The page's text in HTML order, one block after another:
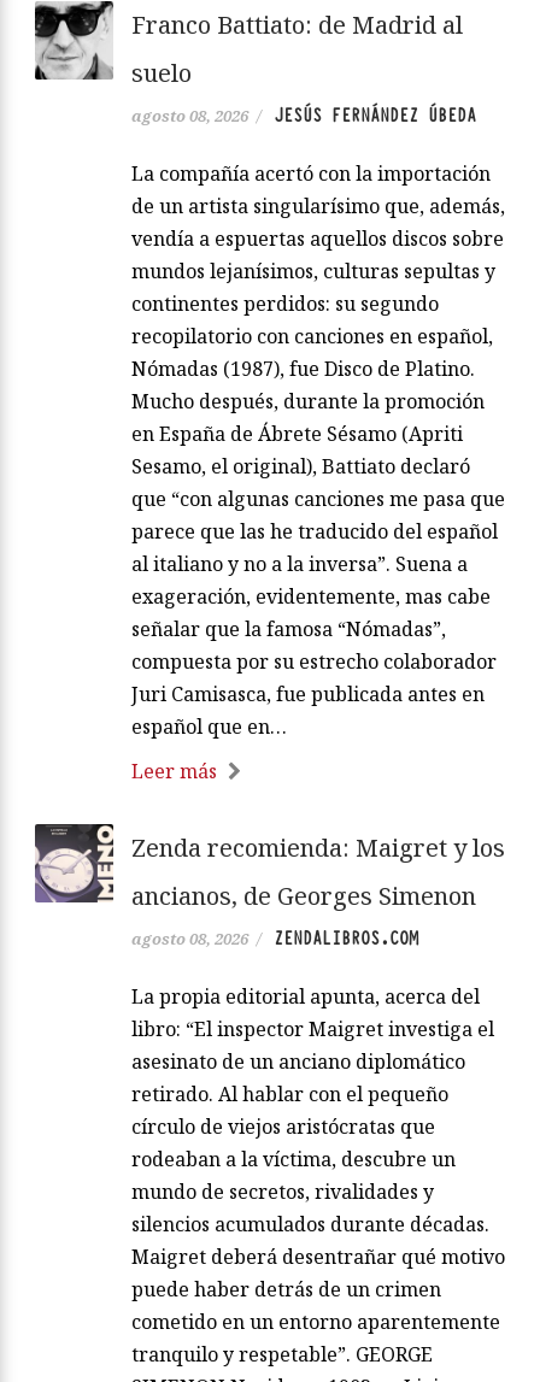
Franco Battiato: de Madrid al
suelo
agosto 08, 2026 / JESÚS FERNÁNDEZ ÚBEDA
La compañía acertó con la importación
de un artista singularísimo que, además,
vendía a espuertas aquellos discos sobre
mundos lejanísimos, culturas sepultas y
continentes perdidos: su segundo
recopilatorio con canciones en español,
Nómadas (1987), fue Disco de Platino.
Mucho después, durante la promoción
en España de Ábrete Sésamo (Apriti
Sesamo, el original), Battiato declaró
que “con algunas canciones me pasa que
parece que las he traducido del español
al italiano y no a la inversa”. Suena a
exageración, evidentemente, mas cabe
señalar que la famosa “Nómadas”,
compuesta por su estrecho colaborador
Juri Camisasca, fue publicada antes en
español que en…
Leer más
Zenda recomienda: Maigret y los
ancianos, de Georges Simenon
agosto 08, 2026 / ZENDALIBROS.COM
La propia editorial apunta, acerca del
libro: “El inspector Maigret investiga el
asesinato de un anciano diplomático
retirado. Al hablar con el pequeño
círculo de viejos aristócratas que
rodeaban a la víctima, descubre un
mundo de secretos, rivalidades y
silencios acumulados durante décadas.
Maigret deberá desentrañar qué motivo
puede haber detrás de un crimen
cometido en un entorno aparentemente
tranquilo y respetable”. GEORGE